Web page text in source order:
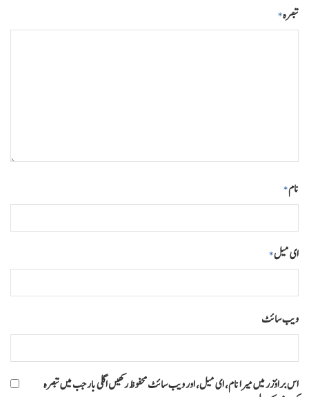
تبصرہ*
نام*
ای میل*
ویب‌ سائٹ
اس براؤزر میں میرا نام، ای میل، اور ویب سائٹ محفوظ رکھیں اگلی بار جب میں تبصرہ